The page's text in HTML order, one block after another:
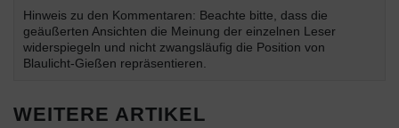
Hinweis zu den Kommentaren: Beachte bitte, dass die
geäußerten Ansichten die Meinung der einzelnen Leser
widerspiegeln und nicht zwangsläufig die Position von
Blaulicht-Gießen repräsentieren.
WEITERE ARTIKEL